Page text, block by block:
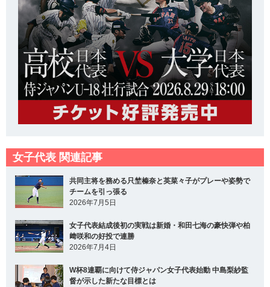
女子代表 関連記事
共同主将を務める只埜榛奈と英菜々子がプレーや姿勢で
チームを引っ張る
2026年7月5日
女子代表結成後初の実戦は新婚・和田七海の豪快弾や柏
﨑咲和の好投で連勝
2026年7月4日
W杯8連覇に向けて侍ジャパン女子代表始動 中島梨紗監
督が示した新たな目標とは